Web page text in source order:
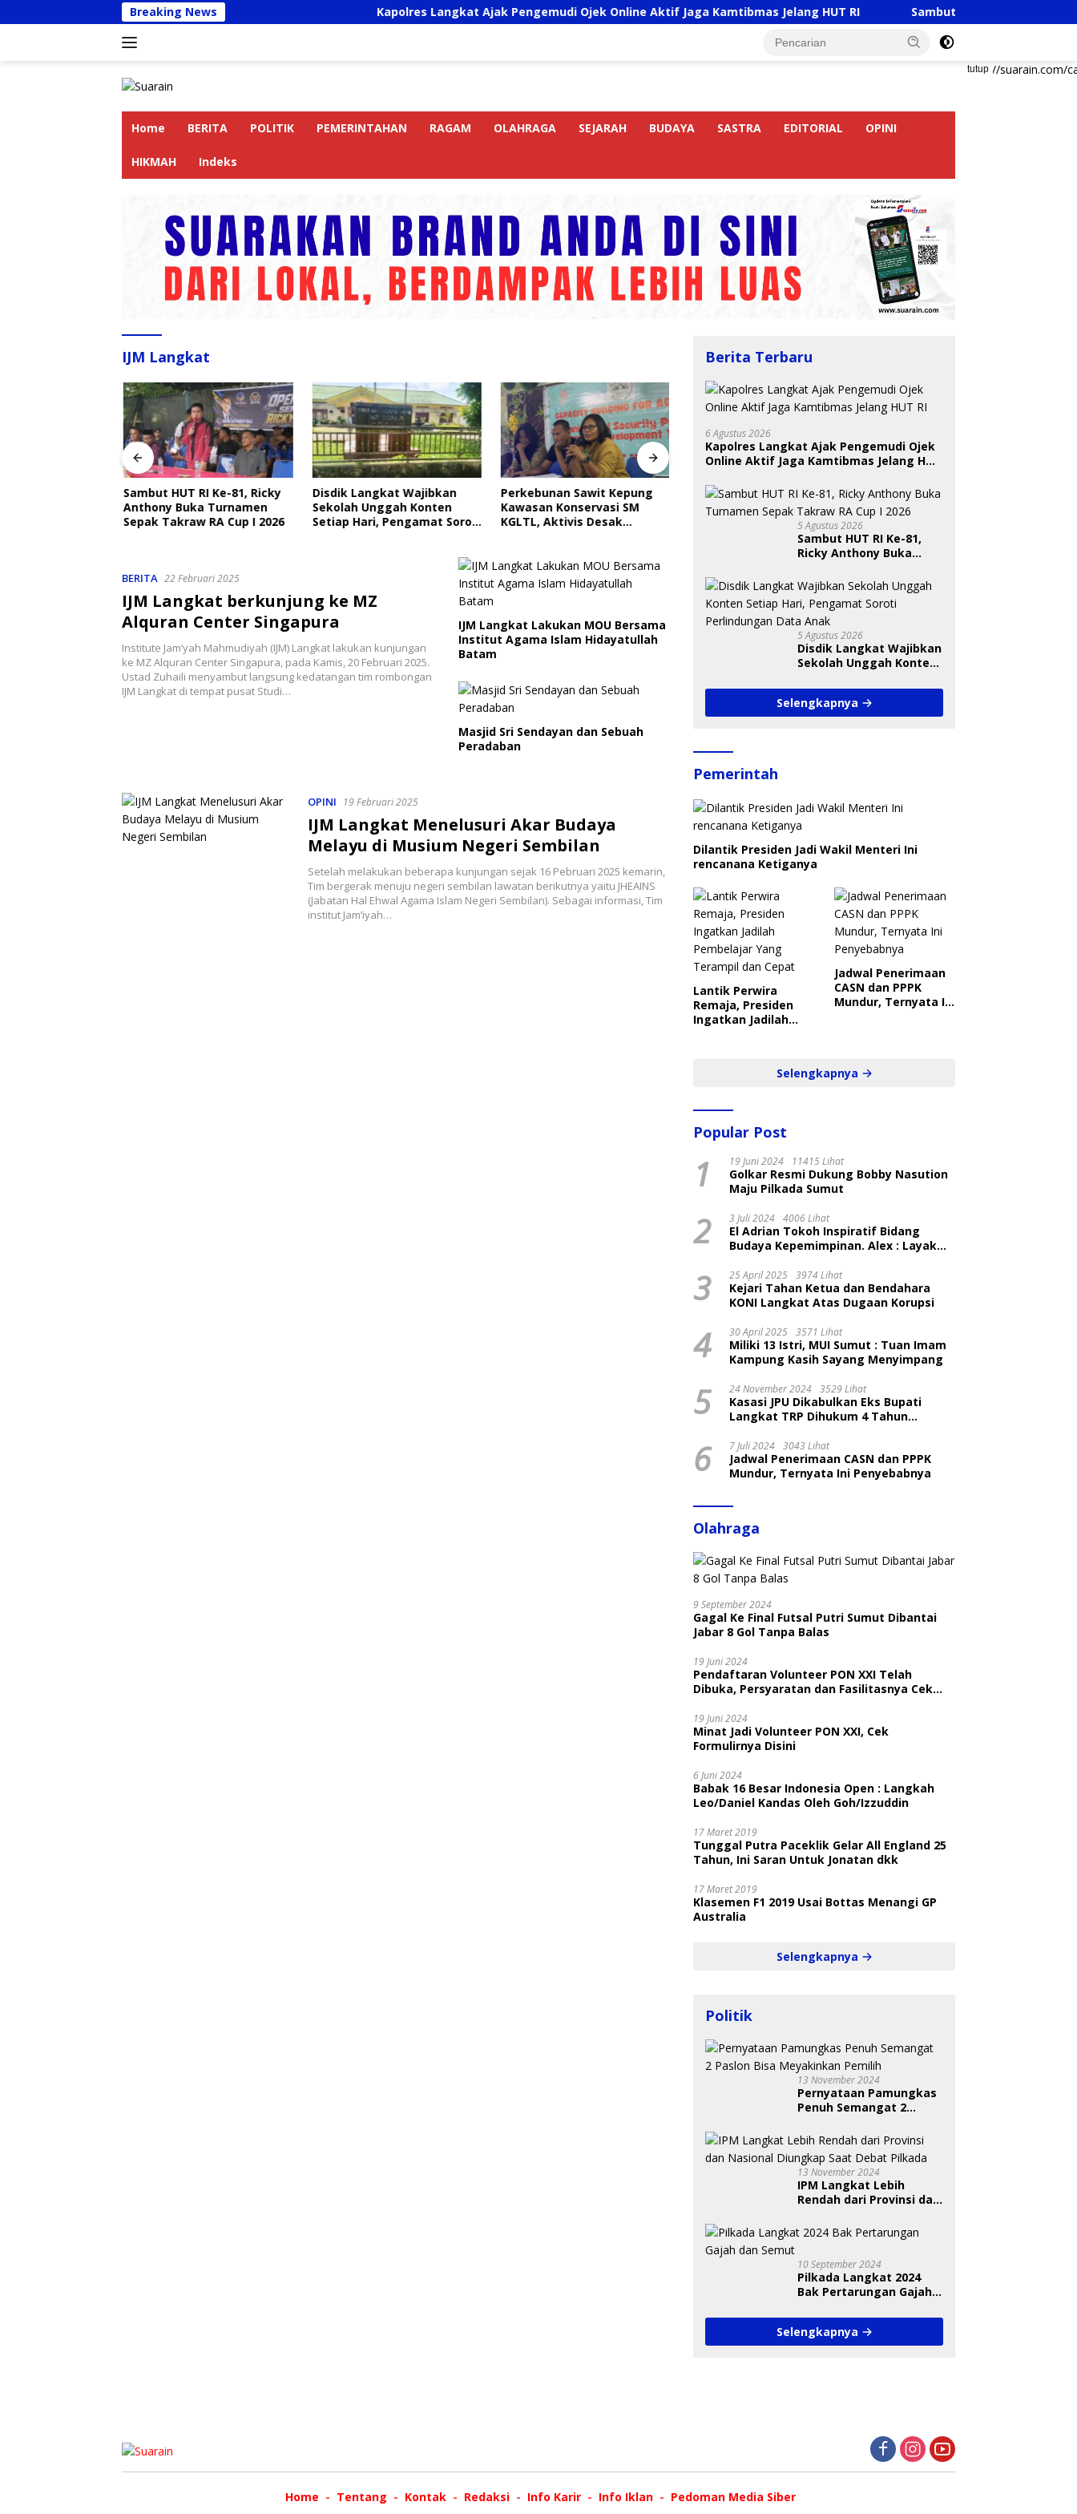
ke
Breaking News Kapolres Langkat Ajak Pengemudi Ojek Online Aktif Jaga Kamtibmas Jelang HUT RI Sambut HUT RI Ke-81, Ricky Anthony
tutup
https://suarain.com/
Home BERITA POLITIK PEMERINTAHAN RAGAM OLAHRAGA SEJARAH BUDAYA SASTRA EDITORIAL OPINI
HIKMAH Indeks
IJM Langkat
Sambut HUT RI Ke-81, Ricky
Anthony Buka Turnamen
Sepak Takraw RA Cup I 2026
Disdik Langkat Wajibkan
Sekolah Unggah Konten
Setiap Hari, Pengamat Soroti
Perkebunan Sawit Kepung
Kawasan Konservasi SM
KGLTL, Aktivis Desak
Indri Nugraheni: Festival
Sayang Anak Harus Jadi
Gerakan Berkelanjutan
Perlindungan Anak
BKSDA Segera Evaluasi
Perkebunan Sawit di
Langkat
BERITA 22 Februari 2025
IJM Langkat berkunjung ke MZ
Alquran Center Singapura
Institute Jam’yah Mahmudiyah (IJM) Langkat lakukan kunjungan
ke MZ Alquran Center Singapura, pada Kamis, 20 Februari 2025.
Ustad Zuhaili menyambut langsung kedatangan tim rombongan
IJM Langkat di tempat pusat Studi…
IJM Langkat Lakukan MOU Bersama
Institut Agama Islam Hidayatullah
Batam
Masjid Sri Sendayan dan Sebuah
Peradaban
OPINI 19 Februari 2025
IJM Langkat Menelusuri Akar Budaya
Melayu di Musium Negeri Sembilan
Setelah melakukan beberapa kunjungan sejak 16 Pebruari 2025 kemarin,
Tim bergerak menuju negeri sembilan lawatan berikutnya yaitu JHEAINS
(Jabatan Hal Ehwal Agama Islam Negeri Sembilan). Sebagai informasi, Tim
institut Jam’iyah…
Berita Terbaru
6 Agustus 2026
Kapolres Langkat Ajak Pengemudi Ojek
Online Aktif Jaga Kamtibmas Jelang HUT
5 Agustus 2026
Sambut HUT RI Ke-81,
Ricky Anthony Buka
Takraw RA Cup I 2026
5 Agustus 2026
Disdik Langkat Wajibkan
Sekolah Unggah Konten
Soroti Perlindungan
Data Anak
Selengkapnya
Pemerintah
Dilantik Presiden Jadi Wakil Menteri Ini
rencanana Ketiganya
Lantik Perwira
Remaja, Presiden
Ingatkan Jadilah
Jadwal Penerimaan
CASN dan PPPK
Mundur, Ternyata Ini
Selengkapnya
Popular Post
1 19 Juni 2024 11415 Lihat
Golkar Resmi Dukung Bobby Nasution
Maju Pilkada Sumut
2 3 Juli 2024 4006 Lihat
El Adrian Tokoh Inspiratif Bidang
Budaya Kepemimpinan. Alex : Layak
3 25 April 2025 3974 Lihat
Kejari Tahan Ketua dan Bendahara
KONI Langkat Atas Dugaan Korupsi
4 30 April 2025 3571 Lihat
Miliki 13 Istri, MUI Sumut : Tuan Imam
Kampung Kasih Sayang Menyimpang
5 24 November 2024 3529 Lihat
Kasasi JPU Dikabulkan Eks Bupati
Langkat TRP Dihukum 4 Tahun
6 7 Juli 2024 3043 Lihat
Jadwal Penerimaan CASN dan PPPK
Mundur, Ternyata Ini Penyebabnya
Olahraga
9 September 2024
Gagal Ke Final Futsal Putri Sumut Dibantai
Jabar 8 Gol Tanpa Balas
19 Juni 2024
Pendaftaran Volunteer PON XXI Telah
Dibuka, Persyaratan dan Fasilitasnya Cek
19 Juni 2024
Minat Jadi Volunteer PON XXI, Cek
Formulirnya Disini
6 Juni 2024
Babak 16 Besar Indonesia Open : Langkah
Leo/Daniel Kandas Oleh Goh/Izzuddin
17 Maret 2019
Tunggal Putra Paceklik Gelar All England 25
Tahun, Ini Saran Untuk Jonatan dkk
17 Maret 2019
Klasemen F1 2019 Usai Bottas Menangi GP
Australia
Selengkapnya
Politik
13 November 2024
Pernyataan Pamungkas
Penuh Semangat 2
Pemilih
13 November 2024
IPM Langkat Lebih
Rendah dari Provinsi dan
Debat Pilkada
10 September 2024
Pilkada Langkat 2024
Bak Pertarungan Gajah
Selengkapnya
Home Tentang Kontak Redaksi Info Karir Info Iklan
Pedoman Media Siber